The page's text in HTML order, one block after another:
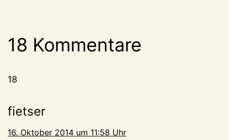
18 Kommentare
18
fietser
16. Oktober 2014 um 11:58 Uhr